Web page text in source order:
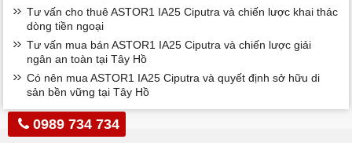
Tư vấn cho thuê ASTOR1 IA25 Ciputra và chiến lược khai thác
dòng tiền ngoại
Tư vấn mua bán ASTOR1 IA25 Ciputra và chiến lược giải
ngân an toàn tại Tây Hồ
Có nên mua ASTOR1 IA25 Ciputra và quyết định sở hữu di
sản bền vững tại Tây Hồ
0989 734 734